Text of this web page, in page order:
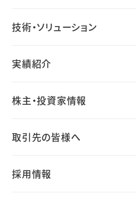
技術・ソリューション
実績紹介
株主・投資家情報
取引先の皆様へ
採用情報